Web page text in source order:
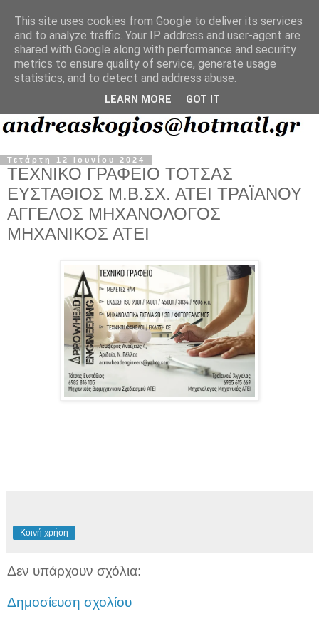
Τετάρτη 12 Ιουνίου 2024
ΤΕΧΝΙΚΟ ΓΡΑΦΕΙΟ ΤΟΤΣΑΣ
ΕΥΣΤΑΘΙΟΣ Μ.Β.ΣΧ. ΑΤΕΙ ΤΡΑΪΑΝΟΥ
ΑΓΓΕΛΟΣ ΜΗΧΑΝΟΛΟΓΟΣ
ΜΗΧΑΝΙΚΟΣ ΑΤΕΙ
Κοινή χρήση
Δεν υπάρχουν σχόλια:
Δημοσίευση σχολίου
This site uses cookies from Google to deliver its services
and to analyze traffic. Your IP address and user-agent are
shared with Google along with performance and security
metrics to ensure quality of service, generate usage
statistics, and to detect and address abuse.
LEARN MORE GOT IT